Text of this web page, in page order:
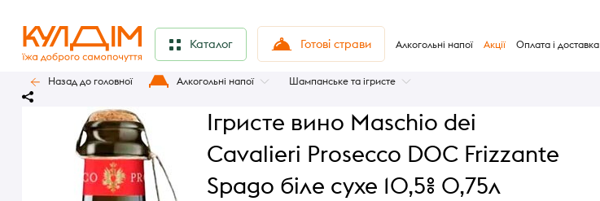
Каталог Готові страви Алкогольні напої Акції Оплата і доставка
Назад до головної Алкогольні напої Шампанське та ігристе
Ігристе вино Maschio dei
Cavalieri Prosecco DOC Frizzante
Spago біле сухе 10,5% 0,75л